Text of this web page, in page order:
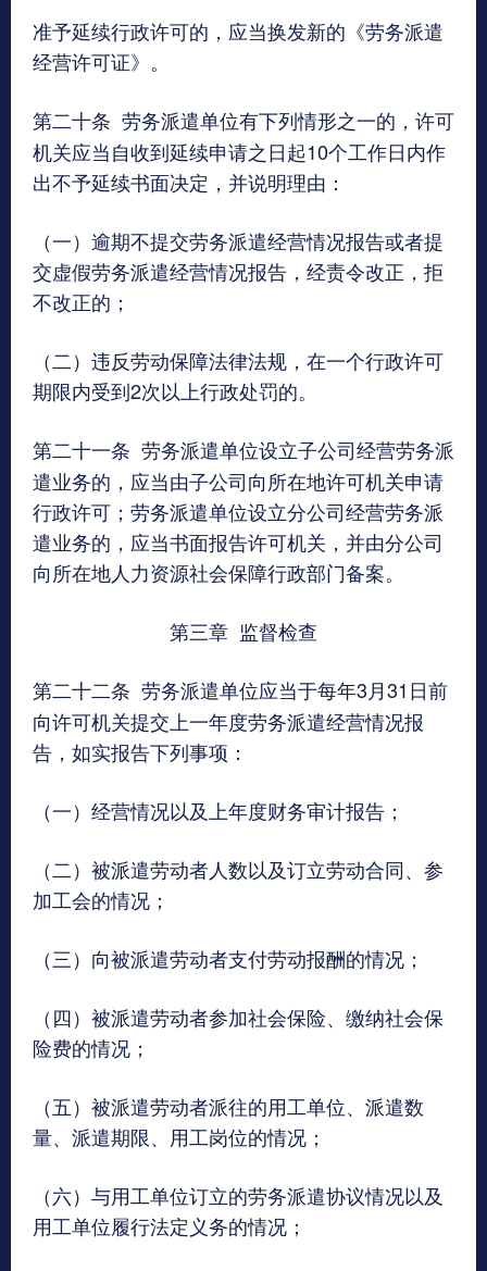
准予延续行政许可的，应当换发新的《劳务派遣
经营许可证》。
第二十条 劳务派遣单位有下列情形之一的，许可
机关应当自收到延续申请之日起10个工作日内作
出不予延续书面决定，并说明理由：
（一）逾期不提交劳务派遣经营情况报告或者提
交虚假劳务派遣经营情况报告，经责令改正，拒
不改正的；
（二）违反劳动保障法律法规，在一个行政许可
期限内受到2次以上行政处罚的。
第二十一条 劳务派遣单位设立子公司经营劳务派
遣业务的，应当由子公司向所在地许可机关申请
行政许可；劳务派遣单位设立分公司经营劳务派
遣业务的，应当书面报告许可机关，并由分公司
向所在地人力资源社会保障行政部门备案。
第三章 监督检查
第二十二条 劳务派遣单位应当于每年3月31日前
向许可机关提交上一年度劳务派遣经营情况报
告，如实报告下列事项：
（一）经营情况以及上年度财务审计报告；
（二）被派遣劳动者人数以及订立劳动合同、参
加工会的情况；
（三）向被派遣劳动者支付劳动报酬的情况；
（四）被派遣劳动者参加社会保险、缴纳社会保
险费的情况；
（五）被派遣劳动者派往的用工单位、派遣数
量、派遣期限、用工岗位的情况；
（六）与用工单位订立的劳务派遣协议情况以及
用工单位履行法定义务的情况；